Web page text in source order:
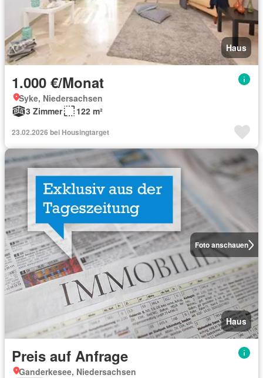
Haus
1.000 €/Monat
Syke, Niedersachsen
3 Zimmer
122 m²
23.02.2026 bei Housingtarget
Foto anschauen
Haus
Preis auf Anfrage
Ganderkesee, Niedersachsen